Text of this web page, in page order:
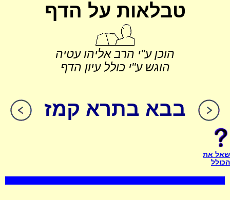
טבלאות על הדף
הוכן ע"י הרב אליהו עטיה
הוגש ע"י כולל עיון הדף
בבא בתרא קמז
שאל את
הכולל